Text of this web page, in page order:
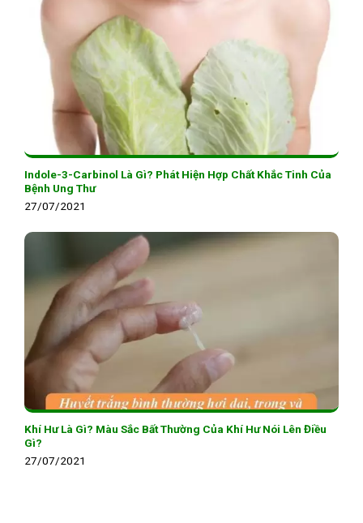
Indole-3-Carbinol Là Gì? Phát Hiện Hợp Chất Khắc Tinh Của
Bệnh Ung Thư
27/07/2021
Khí Hư Là Gì? Màu Sắc Bất Thường Của Khí Hư Nói Lên Điều
Gì?
27/07/2021